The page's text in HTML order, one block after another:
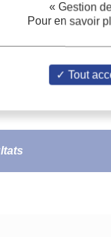
« Gestion
Pour en savoir
Tout